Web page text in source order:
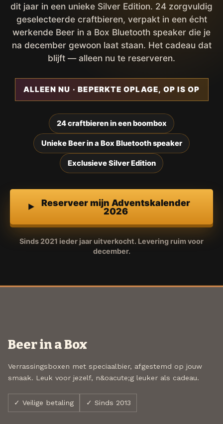
dit jaar in een unieke Silver Edition. 24 zorgvuldig
geselecteerde craftbieren, verpakt in een écht
werkende Beer in a Box Bluetooth speaker die je
na december gewoon laat staan. Het cadeau dat
blijft — alleen nu te reserveren.
ALLEEN NU · BEPERKTE OPLAGE, OP IS OP
24 craftbieren in een boombox
Unieke Beer in a Box Bluetooth speaker
Exclusieve Silver Edition
Reserveer mijn Adventskalender
2026
Sinds 2021 ieder jaar uitverkocht. Levering ruim voor
december.
Beer in a Box
Verrassingsboxen met speciaalbier, afgestemd op jouw
smaak. Leuk voor jezelf, n&oacute;g leuker als cadeau.
✓ Veilige betaling ✓ Sinds 2013